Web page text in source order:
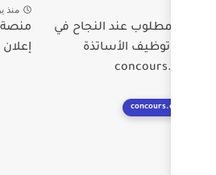
منصة توظيف الأساتذة .. الآن
إعلان النتائج جميع الولات 2026...